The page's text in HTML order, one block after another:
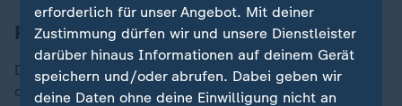
Putin-Botschaft nach innen gerichtet
Die Botschaft hinter der Drohung Putins jedenfalls
dürfte aber hauptsächlich nach innen gerichtet sein.
erforderlich für unser Angebot. Mit deiner
Zustimmung dürfen wir und unsere Dienstleister
darüber hinaus Informationen auf deinem Gerät
speichern und/oder abrufen. Dabei geben wir
deine Daten ohne deine Einwilligung nicht an